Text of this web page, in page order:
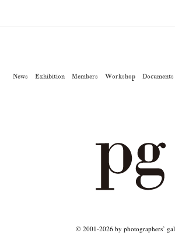
News Exhibition Members Workshop Documents
© 2001-2026 by photographers’